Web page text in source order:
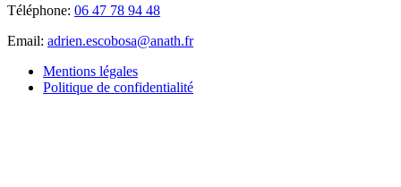
Téléphone: 06 47 78 94 48
Email: adrien.escobosa@anath.fr
Mentions légales
Politique de confidentialité